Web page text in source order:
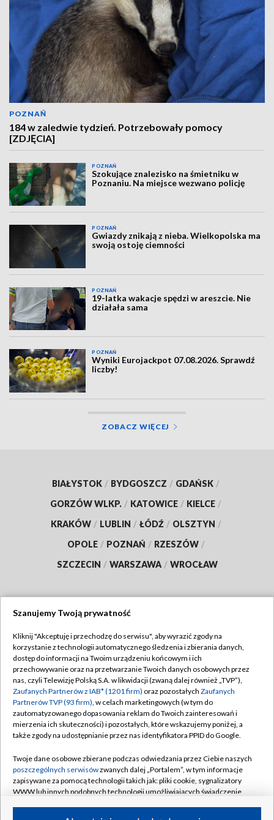
POZNAŃ
184 w zaledwie tydzień. Potrzebowały pomocy
[ZDJĘCIA]
POZNAŃ
Szokujące znalezisko na śmietniku w
Poznaniu. Na miejsce wezwano policję
POZNAŃ
Gwiazdy znikają z nieba. Wielkopolska ma
swoją ostoję ciemności
POZNAŃ
19-latka wakacje spędzi w areszcie. Nie
działała sama
POZNAŃ
Wyniki Eurojackpot 07.08.2026. Sprawdź
liczby!
ZOBACZ WIĘCEJ
BIAŁYSTOK / BYDGOSZCZ / GDAŃSK /
GORZÓW WLKP. / KATOWICE / KIELCE /
KRAKÓW / LUBLIN / ŁÓDŹ / OLSZTYN /
OPOLE / POZNAŃ / RZESZÓW /
SZCZECIN / WARSZAWA / WROCŁAW
TVP
Abonament TVP
Emisja w TVP
Centrum informacji TVP
Naziemna Telewizja Cyfrowa
Rada Programowa
System NOS
Informacje o nadawcy
Regulamin TVP
Polityka prywatności
Moje zgody
Pomoc
Kontakt
Kanały
Szanujemy Twoją prywatność
Kliknij "Akceptuję i przechodzę do serwisu", aby wyrazić zgody na
korzystanie z technologii automatycznego śledzenia i zbierania danych,
dostęp do informacji na Twoim urządzeniu końcowym i ich
przechowywanie oraz na przetwarzanie Twoich danych osobowych przez
nas, czyli Telewizję Polską S.A. w likwidacji (zwaną dalej również „TVP”),
Zaufanych Partnerów z IAB* (1201 firm) oraz pozostałych Zaufanych
Partnerów TVP (93 firm), w celach marketingowych (w tym do
zautomatyzowanego dopasowania reklam do Twoich zainteresowań i
mierzenia ich skuteczności) i pozostałych, które wskazujemy poniżej, a
także zgody na udostępnianie przez nas identyfikatora PPID do Google.
Twoje dane osobowe zbierane podczas odwiedzania przez Ciebie naszych
poszczególnych serwisówzwanych dalej „Portalem”, w tym informacje
zapisywane za pomocą technologii takich jak: pliki cookie, sygnalizatory
WWW lub innych podobnych technologii umożliwiających świadczenie